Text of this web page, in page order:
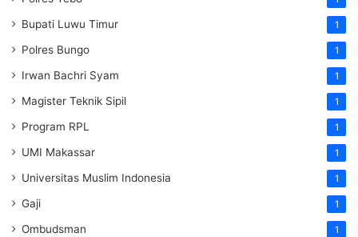
Bupati Luwu Timur 1
Polres Bungo 1
Irwan Bachri Syam 1
Magister Teknik Sipil 1
Program RPL 1
UMI Makassar 1
Universitas Muslim Indonesia 1
Gaji 1
Ombudsman 1